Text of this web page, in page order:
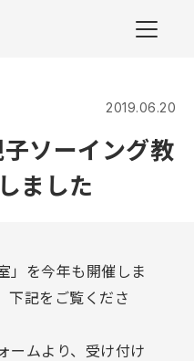
2019.06.20
ソーイング教
ました
」を今年も開催しま
下記をご覧くださ
ームより、受け付け